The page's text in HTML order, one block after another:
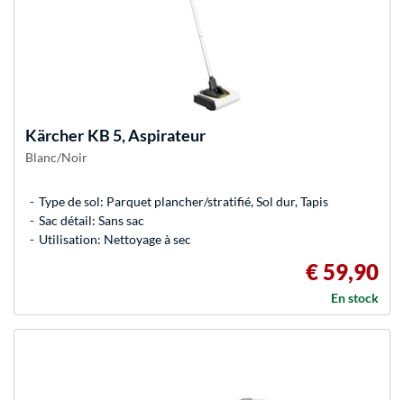
Kärcher KB 5, Aspirateur
Blanc/Noir
Type de sol: Parquet plancher/stratifié, Sol dur, Tapis
Sac détail: Sans sac
Utilisation: Nettoyage à sec
€ 59,90
En stock